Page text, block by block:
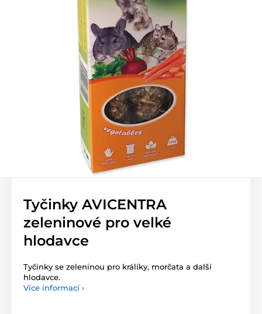
Tyčinky AVICENTRA
zeleninové pro velké
hlodavce
Tyčinky se zeleninou pro králíky, morčata a další
hlodavce.
Více informací ›